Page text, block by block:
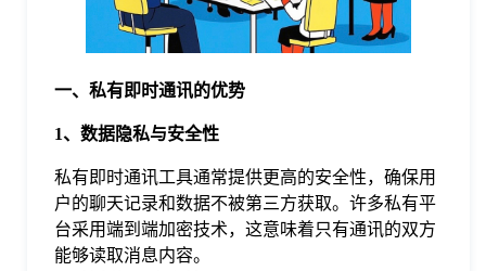
一、私有即时通讯的优势
1、数据隐私与安全性
私有即时通讯工具通常提供更高的安全性，确保用
户的聊天记录和数据不被第三方获取。许多私有平
台采用端到端加密技术，这意味着只有通讯的双方
能够读取消息内容。